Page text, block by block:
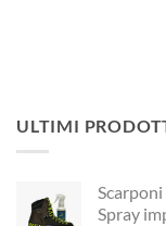
ULTIMI
Spray